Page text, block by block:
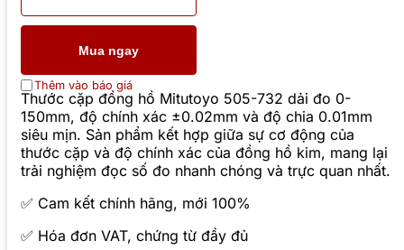
Mua ngay
Thêm vào báo giá
Thước cặp đồng hồ Mitutoyo 505-732 dải đo 0-
150mm, độ chính xác ±0.02mm và độ chia 0.01mm
siêu mịn. Sản phẩm kết hợp giữa sự cơ động của
thước cặp và độ chính xác của đồng hồ kim, mang lại
trải nghiệm đọc số đo nhanh chóng và trực quan nhất.
✅ Cam kết chính hãng, mới 100%
✅ Hóa đơn VAT, chứng từ đầy đủ